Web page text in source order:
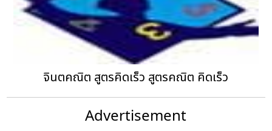
จินตคณิต สูตรคิดเร็ว สูตรคณิต คิดเร็ว
Advertisement